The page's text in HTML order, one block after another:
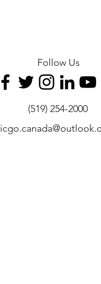
Follow Us
(519) 254-2000